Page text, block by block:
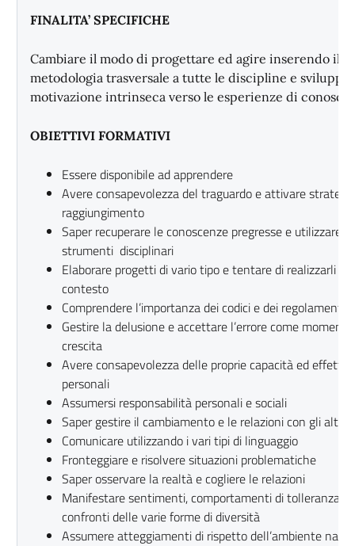
FINALITA’ SPECIFICHE
Cambiare il modo di progettare ed agire inserendo il
metodologia trasversale a tutte le discipline e
motivazione intrinseca verso le esperienze di
OBIETTIVI FORMATIVI
Essere disponibile ad apprendere
Avere consapevolezza del traguardo e attivare
raggiungimento
Saper recuperare le conoscenze pregresse e utilizzare
strumenti disciplinari
Elaborare progetti di vario tipo e tentare di realizzarli
contesto
Comprendere l’importanza dei codici e dei regolamenti
Gestire la delusione e accettare l’errore come
crescita
Avere consapevolezza delle proprie capacità ed
personali
Assumersi responsabilità personali e sociali
Saper gestire il cambiamento e le relazioni con gli altri
Comunicare utilizzando i vari tipi di linguaggio
Fronteggiare e risolvere situazioni problematiche
Saper osservare la realtà e cogliere le relazioni
Manifestare sentimenti, comportamenti di tolleranza e
confronti delle varie forme di diversità
Assumere atteggiamenti di rispetto dell’ambiente